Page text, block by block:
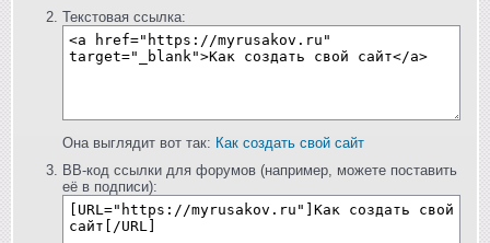
Текстовая ссылка:
Она выглядит вот так: Как создать свой сайт
BB-код ссылки для форумов (например, можете поставить
её в подписи):